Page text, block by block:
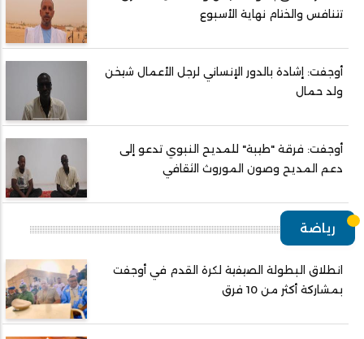
تتنافس والختام نهاية الأسبوع
أوجفت: إشادة بالدور الإنساني لرجل الأعمال شيخن
ولد حمال
أوجفت: فرقة "طيبة" للمديح النبوي تدعو إلى
دعم المديح وصون الموروث الثقافي
رياضة
انطلاق البطولة الصيفية لكرة القدم في أوجفت
بمشاركة أكثر من 10 فرق